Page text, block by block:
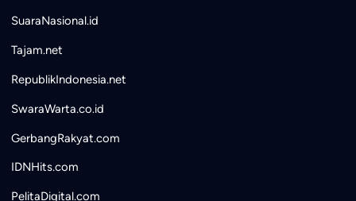
SuaraNasional.id
Tajam.net
RepublikIndonesia.net
SwaraWarta.co.id
GerbangRakyat.com
IDNHits.com
PelitaDigital.com